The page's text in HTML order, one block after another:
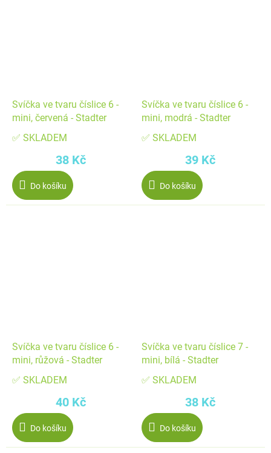
Svíčka ve tvaru číslice 6 -
mini, červená - Stadter
✅ SKLADEM
38 Kč
Do košíku
Svíčka ve tvaru číslice 6 -
mini, modrá - Stadter
✅ SKLADEM
39 Kč
Do košíku
Svíčka ve tvaru číslice 6 -
mini, růžová - Stadter
✅ SKLADEM
40 Kč
Do košíku
Svíčka ve tvaru číslice 7 -
mini, bílá - Stadter
✅ SKLADEM
38 Kč
Do košíku